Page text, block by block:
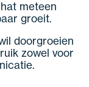
meteen
groeit.
doorgroeien
zowel voor